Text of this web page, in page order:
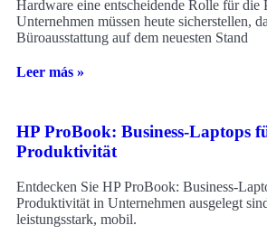
Hardware eine entscheidende Rolle für die
Unternehmen müssen heute sicherstellen,
Büroausstattung auf dem neuesten Stand
Leer más »
HP ProBook: Business-Laptops
Produktivität
Entdecken Sie HP ProBook: Business-
Produktivität in Unternehmen ausgelegt
leistungsstark, mobil.